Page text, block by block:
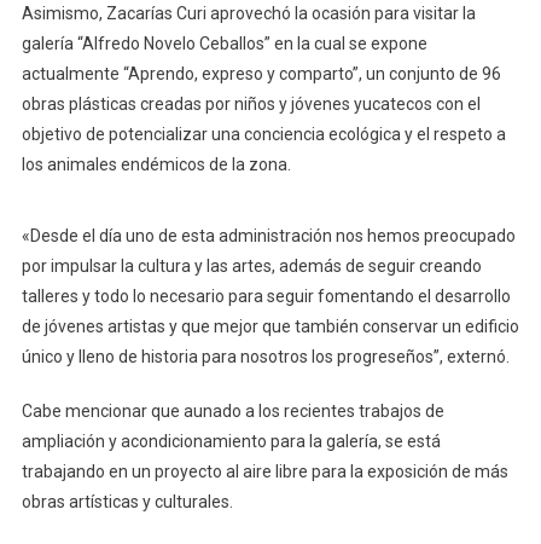
Cultura
Asimismo, Zacarías Curi aprovechó la ocasión para visitar la
galería “Alfredo Novelo Ceballos” en la cual se expone
actualmente “Aprendo, expreso y comparto”, un conjunto de 96
obras plásticas creadas por niños y jóvenes yucatecos con el
objetivo de potencializar una conciencia ecológica y el respeto a
los animales endémicos de la zona.
«Desde el día uno de esta administración nos hemos preocupado
por impulsar la cultura y las artes, además de seguir creando
talleres y todo lo necesario para seguir fomentando el desarrollo
de jóvenes artistas y que mejor que también conservar un edificio
único y lleno de historia para nosotros los progreseños”, externó.
Cabe mencionar que aunado a los recientes trabajos de
ampliación y acondicionamiento para la galería, se está
trabajando en un proyecto al aire libre para la exposición de más
obras artísticas y culturales.